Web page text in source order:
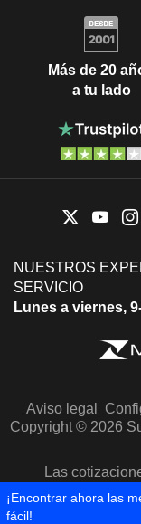
Más de 20
a tu lado
NUESTROS
SERVICIO
Lunes a viernes,
Aviso legal
Copyright © 2026
Las
¡Encontrar ahora las
fácil!